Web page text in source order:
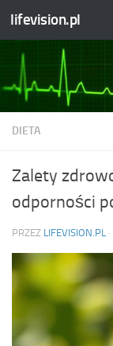
Skip to content
lifevision.pl
DIETA
Zalety
odporności
PRZEZ LIFEVISION.PL ·